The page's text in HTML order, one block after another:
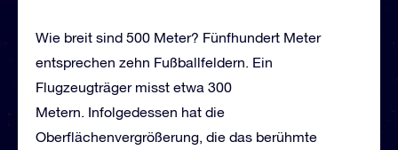
Wie breit sind 500 Meter? Fünfhundert Meter
entsprechen zehn Fußballfeldern. Ein
Flugzeugträger misst etwa 300
Metern. Infolgedessen hat die
Oberflächenvergrößerung, die das berühmte